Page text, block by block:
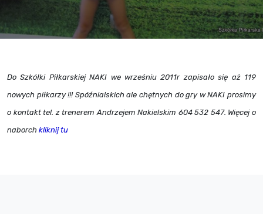
Do Szkółki Piłkarskiej NAKI we wrześniu 2011r zapisało się aż 119
nowych piłkarzy !!! Spóźnialskich ale chętnych do gry w NAKI prosimy
o kontakt tel. z trenerem Andrzejem Nakielskim 604 532 547. Więcej o
naborch kliknij tu